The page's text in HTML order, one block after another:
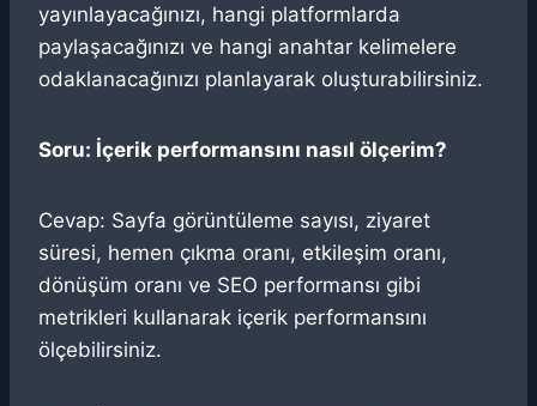
yayınlayacağınızı, hangi platformlarda
paylaşacağınızı ve hangi anahtar kelimelere
odaklanacağınızı planlayarak oluşturabilirsiniz.
Soru: İçerik performansını nasıl ölçerim?
Cevap: Sayfa görüntüleme sayısı, ziyaret
süresi, hemen çıkma oranı, etkileşim oranı,
dönüşüm oranı ve SEO performansı gibi
metrikleri kullanarak içerik performansını
ölçebilirsiniz.